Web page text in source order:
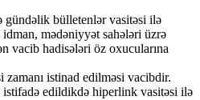
bülletenlər vasitəsi ilə
mədəniyyət sahələri üzrə
vacib hadisələri öz oxucularına
zamanı istinad edilməsi vacibdir.
edildikdə hiperlink vasitəsi ilə